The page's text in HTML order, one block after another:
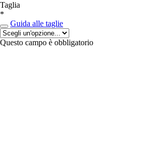
Taglia
*
Guida alle taglie
Questo campo è obbligatorio